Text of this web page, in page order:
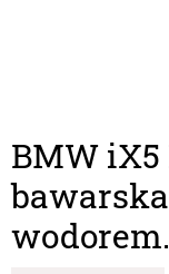
BMW